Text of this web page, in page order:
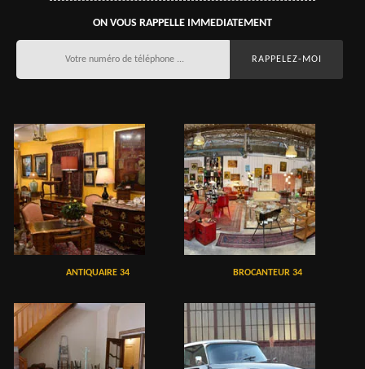
ON VOUS RAPPELLE IMMEDIATEMENT
ANTIQUAIRE 34 BROCANTEUR 34